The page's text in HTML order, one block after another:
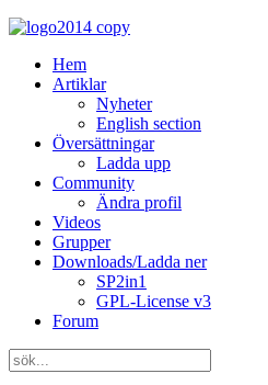
Hem
Artiklar
Nyheter
English section
Översättningar
Ladda upp
Community
Ändra profil
Videos
Grupper
Downloads/Ladda ner
SP2in1
GPL-License v3
Forum